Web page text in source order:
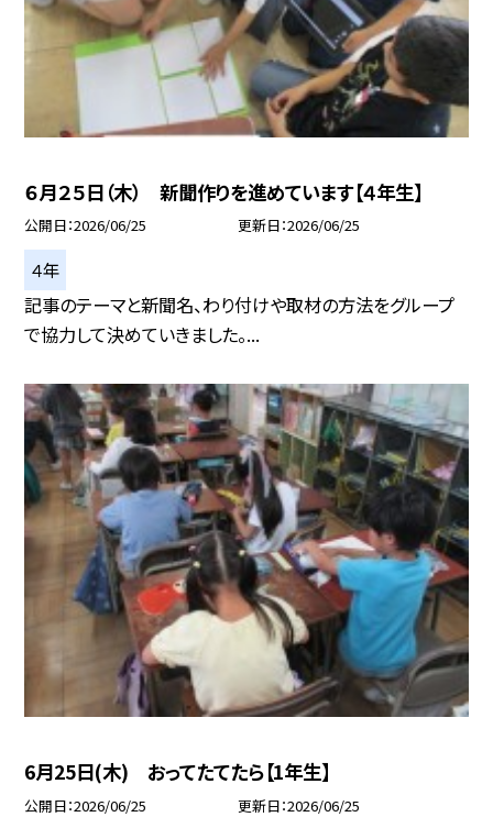
６月２５日（木） 新聞作りを進めています【４年生】
公開日 2026/06/25 更新日 2026/06/25
４年
記事のテーマと新聞名、わり付けや取材の方法をグループ
で協力して決めていきました。...
6月25日(木) おってたてたら【1年生】
公開日 2026/06/25 更新日 2026/06/25